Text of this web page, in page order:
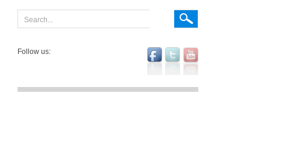
Follow us: